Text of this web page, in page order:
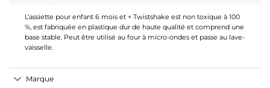
L’assiette pour enfant 6 mois et + Twistshake est non toxique à 100
%, est fabriquée en plastique dur de haute qualité et comprend une
base stable. Peut être utilisé au four à micro-ondes et passe au lave-
vaisselle.
Marque